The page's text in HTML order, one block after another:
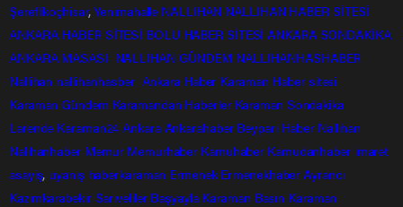
Şereflikoçhisar,Yenimahalle NALLIHAN NALLIHAN HABER SİTESİ
ANKARA HABER SİTESİ BOLU HABER SİTESİ ANKARA SONDAKİKA
ANKARA MASASI NALLIHAN GÜNDEM NALLIHANHASHABER
Nallihan nallihanhasber Ankara Haber Karaman Haber sitesi
Karaman Gündem Karamandan Haberler Karaman Sondakika
Larende Karaman24 Ankara Ankarahaber Beyparı Haber Nallıhan
Nalıhanhaber Memur Memurhaber Kamuhaber Kamudanhaber imaret
asayiş, uyanış haberkaraman Ermenek Ermenekhaber Ayrancı
Kazımkarabekir Sarıveliler Başyayla Karaman Basın Karaman